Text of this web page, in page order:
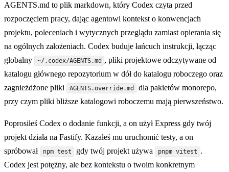
AGENTS.md to plik markdown, który Codex czyta przed
rozpoczęciem pracy, dając agentowi kontekst o konwencjach
projektu, poleceniach i wytycznych przeglądu zamiast opierania się
na ogólnych założeniach. Codex buduje łańcuch instrukcji, łącząc
globalny
~/.codex/AGENTS.md , pliki projektowe odczytywane od
katalogu głównego repozytorium w dół do katalogu roboczego oraz
zagnieżdżone pliki
AGENTS.override.md
dla pakietów monorepo,
przy czym pliki bliższe katalogowi roboczemu mają pierwszeństwo.
Poprosiłeś Codex o dodanie funkcji, a on użył Express gdy twój
projekt działa na Fastify. Kazałeś mu uruchomić testy, a on
spróbował
npm test gdy twój projekt używa pnpm vitest .
Codex jest potężny, ale bez kontekstu o twoim konkretnym